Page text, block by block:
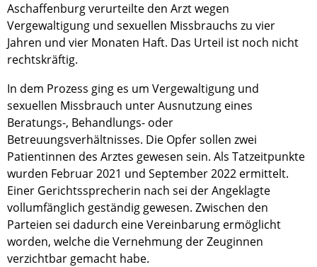
Aschaffenburg verurteilte den Arzt wegen
Vergewaltigung und sexuellen Missbrauchs zu vier
Jahren und vier Monaten Haft. Das Urteil ist noch nicht
rechtskräftig.
In dem Prozess ging es um Vergewaltigung und
sexuellen Missbrauch unter Ausnutzung eines
Beratungs-, Behandlungs- oder
Betreuungsverhältnisses. Die Opfer sollen zwei
Patientinnen des Arztes gewesen sein. Als Tatzeitpunkte
wurden Februar 2021 und September 2022 ermittelt.
Einer Gerichtssprecherin nach sei der Angeklagte
vollumfänglich geständig gewesen. Zwischen den
Parteien sei dadurch eine Vereinbarung ermöglicht
worden, welche die Vernehmung der Zeuginnen
verzichtbar gemacht habe.